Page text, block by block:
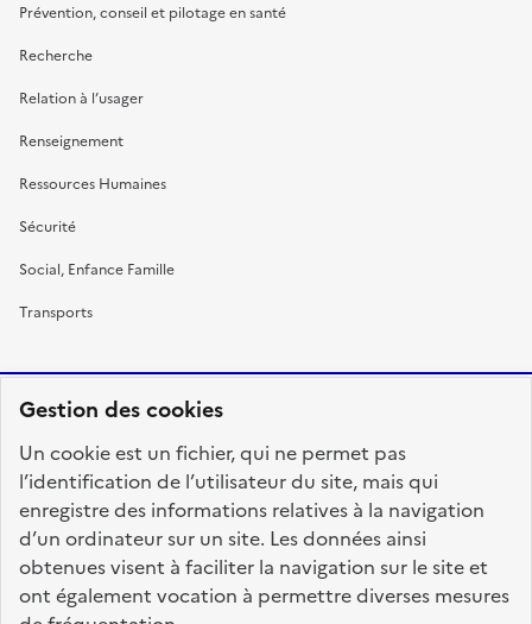
Gestion des cookies
Un cookie est un fichier, qui ne permet pas
l’identification de l’utilisateur du site, mais qui
enregistre des informations relatives à la navigation
d’un ordinateur sur un site. Les données ainsi
obtenues visent à faciliter la navigation sur le site et
ont également vocation à permettre diverses mesures
Prévention, conseil et pilotage en santé
Recherche
Relation à l’usager
Renseignement
Ressources Humaines
Sécurité
Social, Enfance Famille
Transports
FRANÇAISE
fonction-publique.gouv.fr
legifrance.gouv.fr